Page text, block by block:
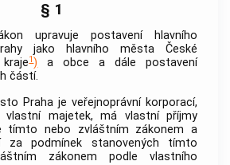
§ 1
upravuje postavení
hlavního
jako hlavního města České
kraje1) aobce a dále postavení
částí.
Praha je veřejnoprávní korporací,
vlastní majetek, má vlastní příjmy
tímto nebo zvláštním zákonem a
za podmínek stanovených tímto
zákonem podle vlastního